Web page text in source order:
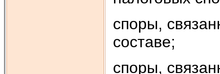
споры,
составе;
споры,